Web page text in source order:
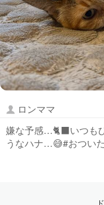
ロンママ
嫌な予感…🐈‍⬛いつも
うなハナ…😅#おつい